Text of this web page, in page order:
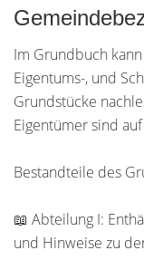
Im Grundbuch
Eigentums-, und
Grundstücke
Eigentümer sind
Bestandteile des
📖 Abteilung I:
und Hinweise zu